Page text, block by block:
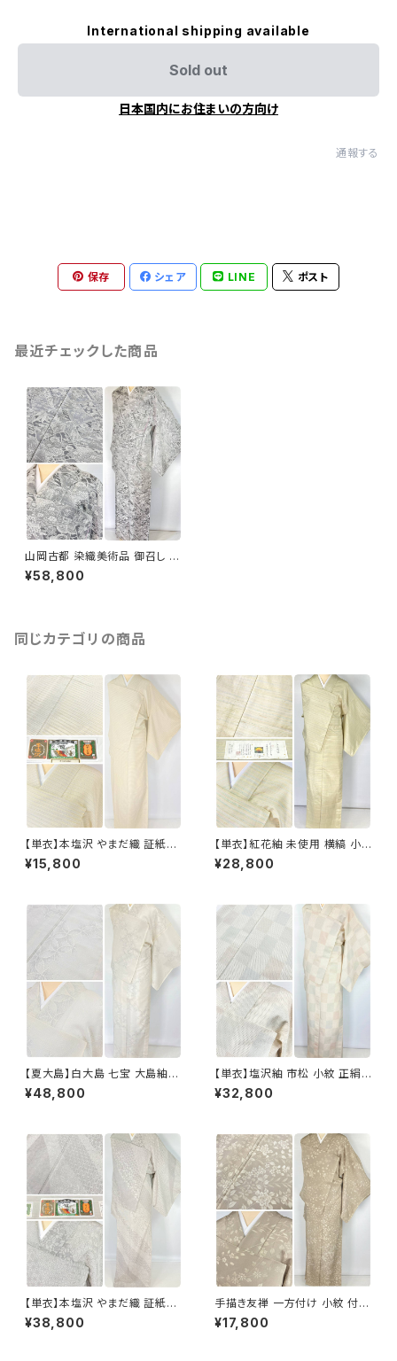
International shipping available
Sold out
日本国内にお住まいの方向け
通報する
保存 シェア LINE ポスト
最近チェックした商品
山岡古都 染織美術品 御召し 天
目織 小紋 袷 花柄 青海波 正絹
白 黒 グレー 1303
¥58,800
同じカテゴリの商品
【単衣】本塩沢 やまだ織 証紙付
き 横縞 小紋 正絹 クリーム色 1
350
¥15,800
【単衣】紅花紬 未使用 横縞 小
紋 正絹 黄緑 青 ピンク 薄柳 13
22
¥28,800
【夏大島】白大島 七宝 大島紬
紗紬 正絹 小紋 トールサイズ 白
グレー アイボリー 1053
¥48,800
【単衣】塩沢紬 市松 小紋 正絹
白 アイボリー 1033
¥32,800
【単衣】本塩沢 やまだ織 証紙付
き 斜め縞 小紋 正絹 白 グレー
オフホワイト 1330
¥38,800
手描き友禅 一方付け 小紋 付下
げ 唐花 花柄 正絹 ベージュ 11
33
¥17,800